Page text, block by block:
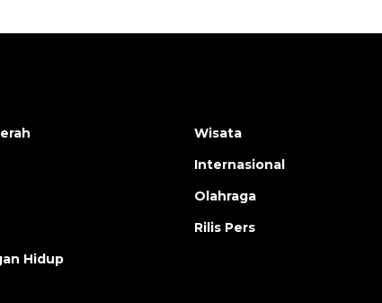
Hidup
Wisata
Internasional
Olahraga
Rilis Pers